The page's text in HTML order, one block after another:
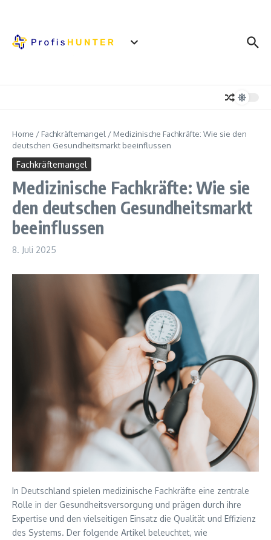
Home / Fachkräftemangel / Medizinische Fachkräfte: Wie sie den
deutschen Gesundheitsmarkt beeinflussen
Fachkräftemangel
Medizinische Fachkräfte: Wie sie
den deutschen Gesundheitsmarkt
beeinflussen
8. Juli 2025
In Deutschland spielen medizinische Fachkräfte eine zentrale
Rolle in der Gesundheitsversorgung und prägen durch ihre
Expertise und den vielseitigen Einsatz die Qualität und Effizienz
des Systems. Der folgende Artikel beleuchtet, wie